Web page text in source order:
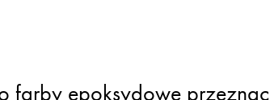
farby epoksydowe